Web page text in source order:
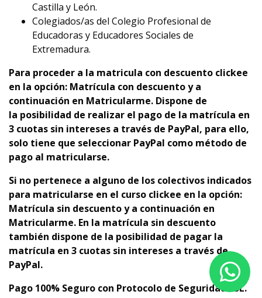
Castilla y León.
Colegiados/as del Colegio Profesional de
Educadoras y Educadores Sociales de
Extremadura.
Para proceder a la matricula con descuento clickee
en la opción: Matrícula con descuento y a
continuación en Matricularme. Dispone de
la posibilidad de realizar el pago de la matrícula en
3 cuotas sin intereses a través de PayPal, para ello,
solo tiene que seleccionar PayPal como método de
pago al matricularse.
Si no pertenece a alguno de los colectivos indicados
para matricularse en el curso clickee en la opción:
Matrícula sin descuento y a continuación en
Matricularme. En la matrícula sin descuento
también dispone de la posibilidad de pagar la
matrícula en 3 cuotas sin intereses a través de
PayPal.
Pago 100% Seguro con Protocolo de Seguridad SSL.